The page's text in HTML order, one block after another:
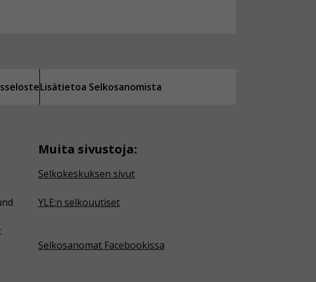
Lisätietoa Selkosanomista
Muita sivustoja:
Selkokeskuksen sivut
YLE:n selkouutiset
Selkosanomat Facebookissa